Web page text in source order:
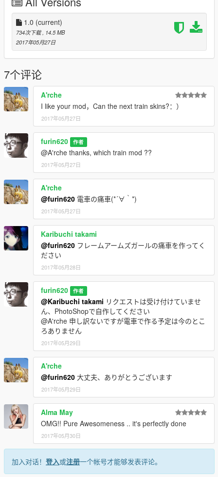
Don't forget the owner of "[YCA]Vsoreny" in these mods!!
Thank you for uploading great mods.
-------CREDIT-------------------
YuzuSoft千恋*万花
1.0 (current)
734次下载 , 14.5 MB
2017年05月27日
7个评论
A'rche
I like your mod，Can the next train skins?：）
2017年05月27日
furin620 作者
@A'rche thanks, which train mod ??
2017年05月27日
A'rche
@furin620 電車の痛車(*´∀｀*)
2017年05月27日
Karibuchi takami
@furin620 フレームアームズガールの痛車を作ってく
ださい
2017年05月28日
furin620 作者
@Karibuchi takami リクエストは受け付けていませ
ん、PhotoShopで自作してください
@A'rche 申し訳ないですが電車で作る予定は今のとこ
ろありません
2017年05月29日
A'rche
@furin620 大丈夫、ありがとうございます
2017年05月29日
Alma May
OMG!! Pure Awesomeness .. it's perfectly done
2017年05月30日
加入对话！ 登入或注册一个帐号才能够发表评论。